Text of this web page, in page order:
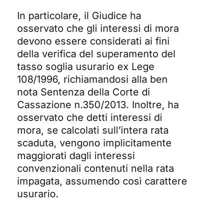
In particolare, il Giudice ha
osservato che gli interessi di mora
devono essere considerati ai fini
della verifica del superamento del
tasso soglia usurario ex Lege
108/1996, richiamandosi alla ben
nota Sentenza della Corte di
Cassazione n.350/2013. Inoltre, ha
osservato che detti interessi di
mora, se calcolati sull’intera rata
scaduta, vengono implicitamente
maggiorati dagli interessi
convenzionali contenuti nella rata
impagata, assumendo così carattere
usurario.